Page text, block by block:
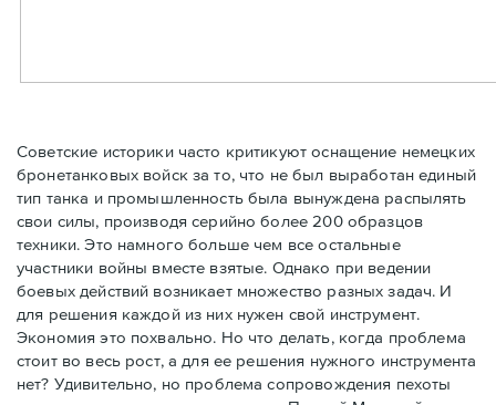
Советские историки часто критикуют оснащение немецких
бронетанковых войск за то, что не был выработан единый
тип танка и промышленность была вынуждена распылять
свои силы, производя серийно более 200 образцов
техники. Это намного больше чем все остальные
участники войны вместе взятые. Однако при ведении
боевых действий возникает множество разных задач. И
для решения каждой из них нужен свой инструмент.
Экономия это похвально. Но что делать, когда проблема
стоит во весь рост, а для ее решения нужного инструмента
нет? Удивительно, но проблема сопровождения пехоты